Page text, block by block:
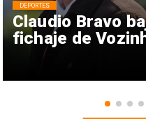
Claudio Bravo
fichaje de
DEPORTES